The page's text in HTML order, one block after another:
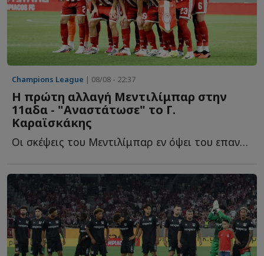
Champions League | 08/08 - 22:37
Η πρώτη αλλαγή Μεντιλίμπαρ στην
11αδα - "Αναστάτωσε" το Γ.
Καραϊσκάκης
Οι σκέψεις του Μεντιλίμπαρ εν όψει του επαναληπτικού τ...